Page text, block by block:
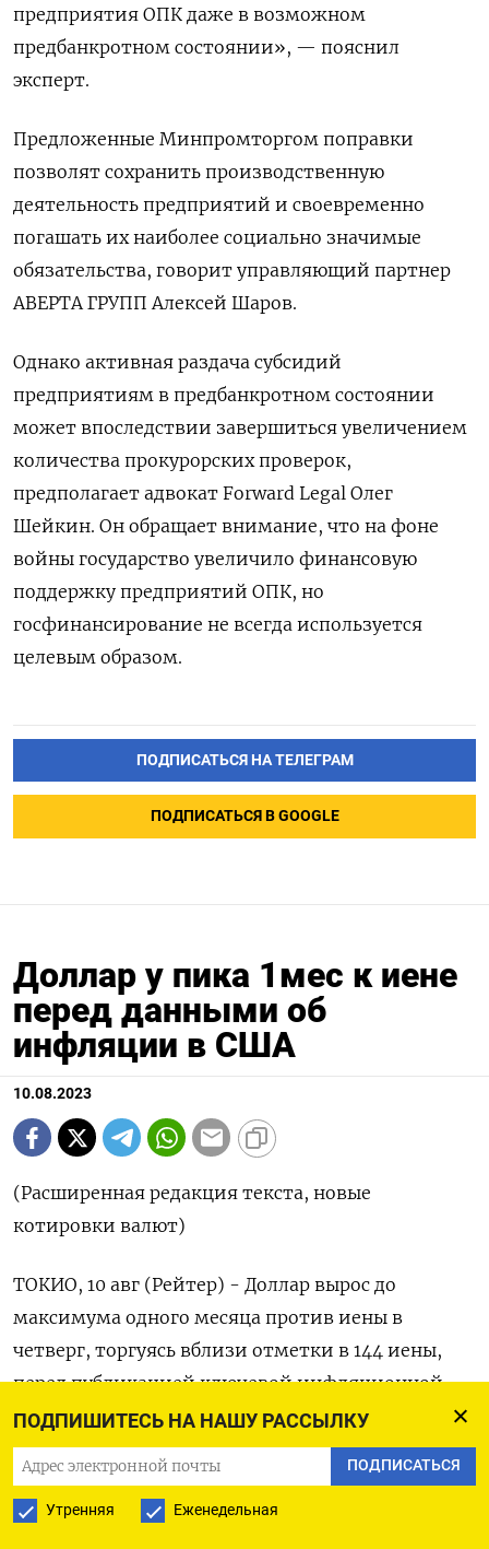
ПОДПИШИТЕСЬ НА НАШУ РАССЫЛКУ
ПОДПИСАТЬСЯ
Утренняя Еженедельная
предприятия ОПК даже в возможном
предбанкротном состоянии», — пояснил
эксперт.
Предложенные Минпромторгом поправки
позволят сохранить производственную
деятельность предприятий и своевременно
погашать их наиболее социально значимые
обязательства, говорит управляющий партнер
АВЕРТА ГРУПП Алексей Шаров.
Однако активная раздача субсидий
предприятиям в предбанкротном состоянии
может впоследствии завершиться увеличением
количества прокурорских проверок,
предполагает адвокат Forward Legal Олег
Шейкин. Он обращает внимание, что на фоне
войны государство увеличило финансовую
поддержку предприятий ОПК, но
госфинансирование не всегда используется
целевым образом.
ПОДПИСАТЬСЯ НА ТЕЛЕГРАМ
ПОДПИСАТЬСЯ В GOOGLE
Доллар у пика 1мес к иене
перед данными об
инфляции в США
10.08.2023
(Расширенная редакция текста, новые
котировки валют)
ТОКИО, 10 авг (Рейтер) - Доллар вырос до
максимума одного месяца против иены в
четверг, торгуясь вблизи отметки в 144 иены,
перед публикацией ключевой инфляционной
статистики, которая, вероятно, повлияет на курс
денежно-кредитной политики ФРС.
Японская иена к доллару подешевела на 0,15%​ до